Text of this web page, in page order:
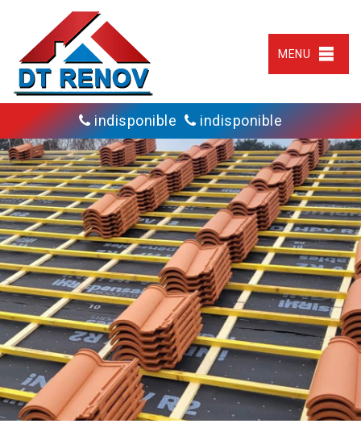
MENU
indisponible indisponible